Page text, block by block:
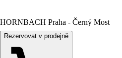
HORNBACH Praha - Černý Most
Rezervovat v prodejně